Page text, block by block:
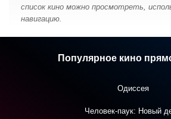
список кино можно просмотреть,
навигацию.
Популярное кино
Одиссея
Человек-паук: Новый